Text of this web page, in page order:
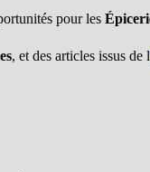
pour les
, et des articles issus de